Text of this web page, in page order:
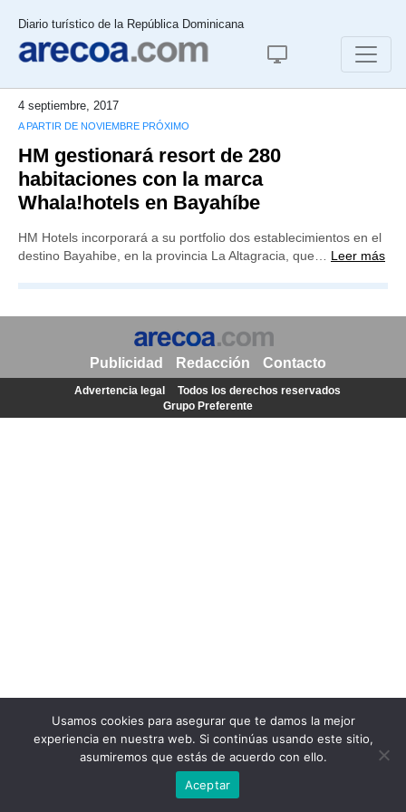
Diario turístico de la República Dominicana
4 septiembre, 2017
A PARTIR DE NOVIEMBRE PRÓXIMO
HM gestionará resort de 280
habitaciones con la marca
Whala!hotels en Bayahíbe
HM Hotels incorporará a su portfolio dos establecimientos en el
destino Bayahibe, en la provincia La Altagracia, que… Leer más
Usamos cookies para asegurar que te damos la mejor
experiencia en nuestra web. Si continúas usando este sitio,
asumiremos que estás de acuerdo con ello.
Aceptar
Publicidad Redacción Contacto
Advertencia legal
Todos los derechos reservados
Grupo Preferente